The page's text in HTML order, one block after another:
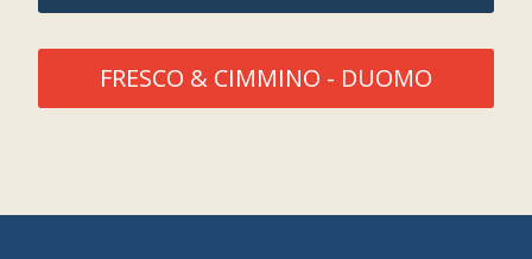
FRESCO & CIMMINO - DUOMO